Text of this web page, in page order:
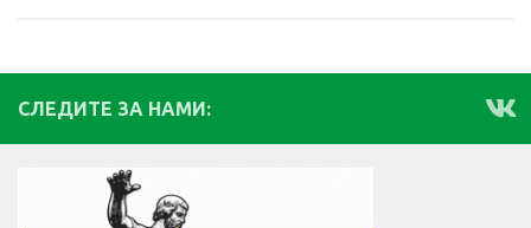
СЛЕДИТЕ ЗА НАМИ: